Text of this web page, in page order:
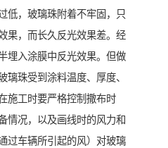
低，玻璃珠附着不牢固，只
果，而长久反光效果差。经
埋入涂膜中反光效果。但做
璃珠受到涂料温度、厚度、
施工时要严格控制撒布时
情况，以及画线时的风力和
过车辆所引起的风）对玻璃